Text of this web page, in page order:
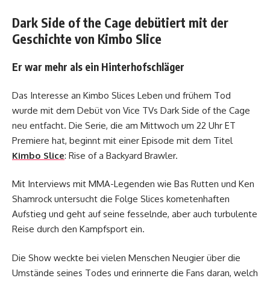
Dark Side of the Cage debütiert mit der
Geschichte von Kimbo Slice
Er war mehr als ein Hinterhofschläger
Das Interesse an Kimbo Slices Leben und frühem Tod
wurde mit dem Debüt von Vice TVs Dark Side of the Cage
neu entfacht. Die Serie, die am Mittwoch um 22 Uhr ET
Premiere hat, beginnt mit einer Episode mit dem Titel
Kimbo Slice: Rise of a Backyard Brawler.
Mit Interviews mit MMA-Legenden wie Bas Rutten und Ken
Shamrock untersucht die Folge Slices kometenhaften
Aufstieg und geht auf seine fesselnde, aber auch turbulente
Reise durch den Kampfsport ein.
Die Show weckte bei vielen Menschen Neugier über die
Umstände seines Todes und erinnerte die Fans daran, welch